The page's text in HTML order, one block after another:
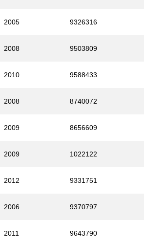
2005 9326316
2008 9503809
2010 9588433
2008 8740072
2009 8656609
2009 1022122
2012 9331751
2006 9370797
2011 9643790